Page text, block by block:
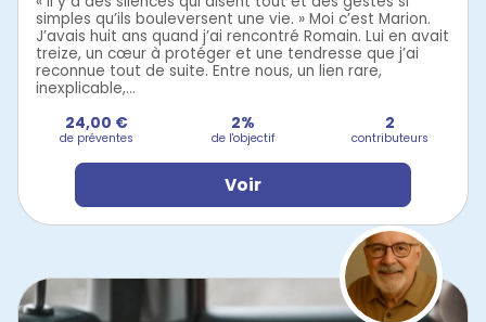
simples qu’ils bouleversent une vie. » Moi c’est Marion.
J’avais huit ans quand j’ai rencontré Romain. Lui en avait
treize, un cœur à protéger et une tendresse que j’ai
reconnue tout de suite. Entre nous, un lien rare,
inexplicable,...
24,00 €
de préventes
2%
de l'objectif
2
contributeurs
Voir